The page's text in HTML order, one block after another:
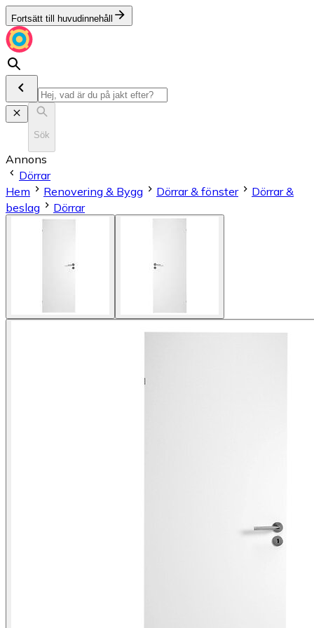
Fortsätt till huvudinnehåll
Sök
Annons
Dörrar
Hem
Renovering & Bygg Dörrar & fönster
Dörrar &
beslag
Dörrar